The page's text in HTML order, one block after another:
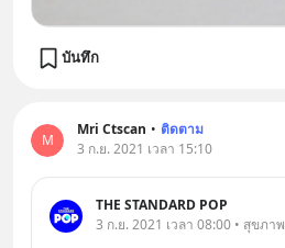
บันทึก
M
Mri Ctscan • ติดตาม
3 ก.ย. 2021 เวลา 15:10
THE STANDARD POP
3 ก.ย. 2021 เวลา 08:00 • สุขภาพ